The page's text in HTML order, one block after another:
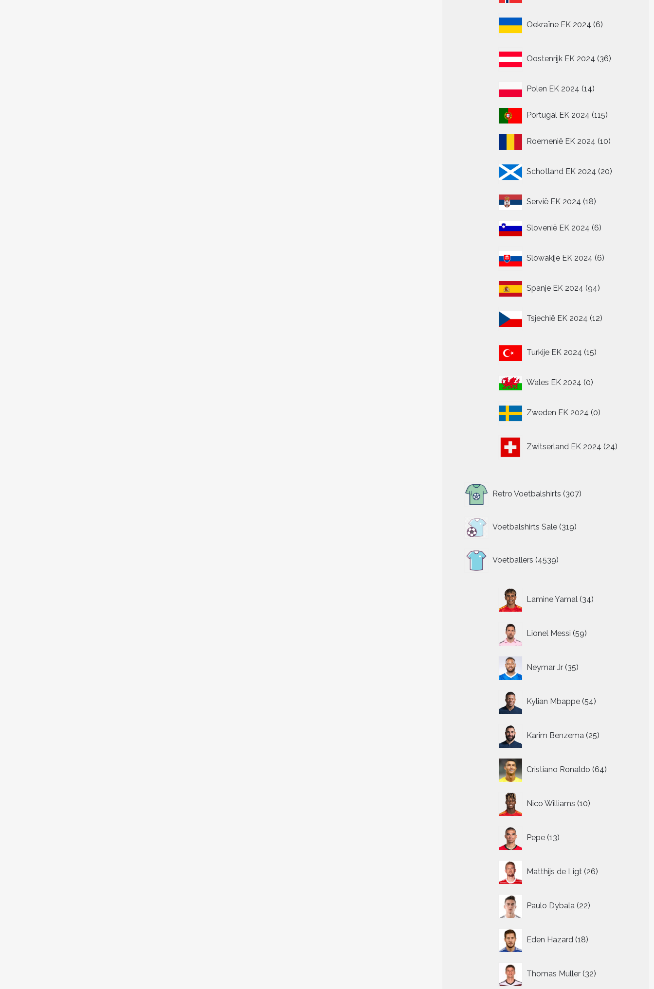
Oekraïne EK 2024 6
producten
Oostenrijk EK 2024 36
producten
Polen EK 2024 1414
Portugal EK 2024 115115
Roemenië EK 2024 1010
Schotland EK 2024 20
producten
Servië EK 2024 1818
Slovenië EK 2024 66
Slowakije EK 2024 6
producten
Spanje EK 2024 9494
Tsjechië EK 2024 12
producten
Turkije EK 2024 15
producten
Wales EK 2024 00
Zweden EK 2024 0
producten
Zwitserland EK 2024 24
producten
Retro Voetbalshirts 307
producten
Voetbalshirts Sale 319
319
producten
Voetballers 4539
producten
Lamine Yamal 34
producten
Lionel Messi 59
producten
Neymar Jr 35
producten
Kylian Mbappe 54
producten
Karim Benzema 25
producten
Cristiano Ronaldo 64
producten
Nico Williams 10
producten
Pepe 13
producten
Matthijs de Ligt 26
producten
Paulo Dybala 22
producten
Eden Hazard 18
producten
Thomas Muller 32
producten